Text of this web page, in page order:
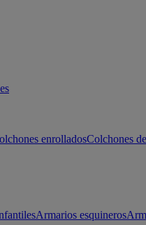
enrolladosColchones
Armarios esquineros